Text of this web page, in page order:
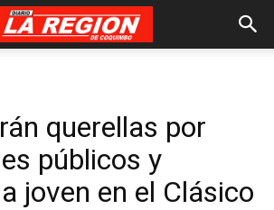
querellas por
públicos y
joven en el Clásico